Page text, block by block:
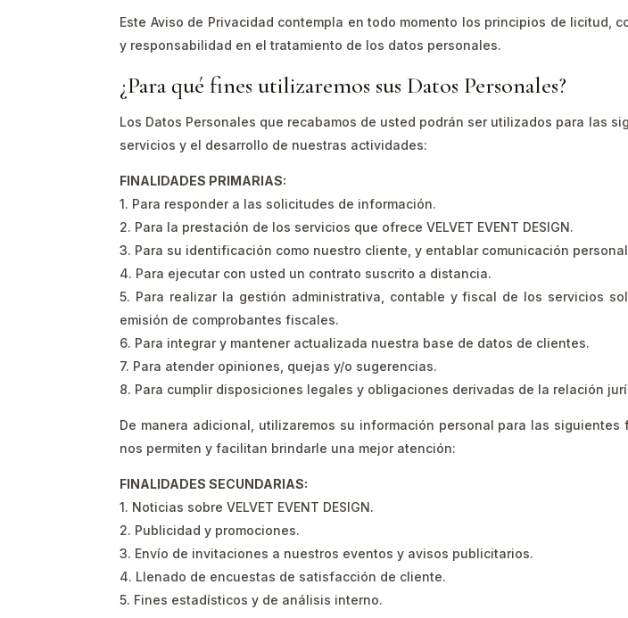
Este Aviso de Privacidad contempla en todo momento los principios de
y responsabilidad en el tratamiento de los datos personales.
¿Para qué fines utilizaremos sus Datos Personales?
Los Datos Personales que recabamos de usted podrán ser utilizados para las
servicios y el desarrollo de nuestras actividades:
FINALIDADES PRIMARIAS:
1. Para responder a las solicitudes de información.
2. Para la prestación de los servicios que ofrece VELVET EVENT DESIGN.
3. Para su identificación como nuestro cliente, y entablar comunicación
4. Para ejecutar con usted un contrato suscrito a distancia.
5. Para realizar la gestión administrativa, contable y fiscal de los servicios
emisión de comprobantes fiscales.
6. Para integrar y mantener actualizada nuestra base de datos de clientes.
7. Para atender opiniones, quejas y/o sugerencias.
8. Para cumplir disposiciones legales y obligaciones derivadas de la relación
De manera adicional, utilizaremos su información personal para las
nos permiten y facilitan brindarle una mejor atención:
FINALIDADES SECUNDARIAS:
1. Noticias sobre VELVET EVENT DESIGN.
2. Publicidad y promociones.
3. Envío de invitaciones a nuestros eventos y avisos publicitarios.
4. Llenado de encuestas de satisfacción de cliente.
5. Fines estadísticos y de análisis interno.